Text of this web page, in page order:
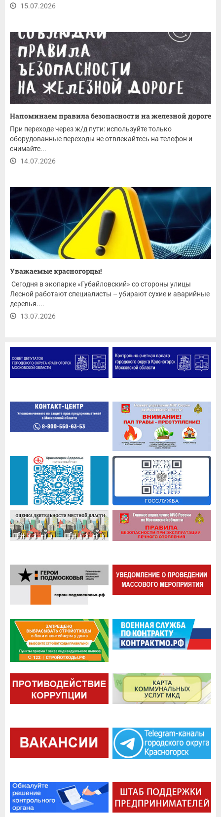
15.07.2026
Напоминаем правила безопасности на железной дороге
При переходе через ж/д пути: используйте только
оборудованные переходы не отвлекайтесь на телефон и
снимайте...
14.07.2026
Уважаемые красногорцы!
Сегодня в экопарке «Губайловский» со стороны улицы
Лесной работают специалисты – убирают сухие и аварийные
деревья....
13.07.2026